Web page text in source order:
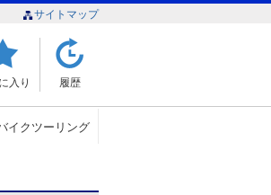
サイトマップ
入り 履歴
イクツーリング